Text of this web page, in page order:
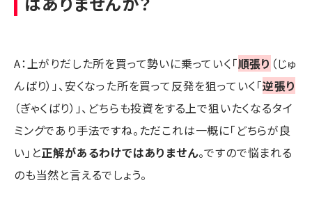
A：上がりだした所を買って勢いに乗っていく「順張り （じゅ
んばり）」、安くなった所を買って反発を狙っていく「逆張り
（ぎゃくばり）」、どちらも投資をする上で狙いたくなるタイ
ミングであり手法ですね。ただこれは一概に「どちらが良
い」と正解があるわけではありません。ですので悩まれる
のも当然と言えるでしょう。